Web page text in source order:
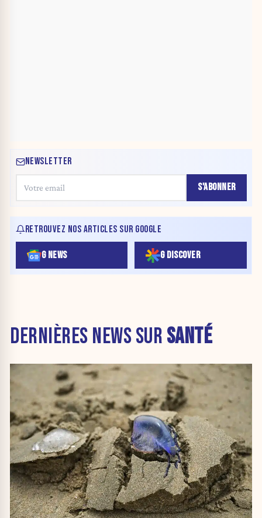
NEWSLETTER
S'ABONNER
RETROUVEZ NOS ARTICLES SUR GOOGLE
G NEWS G DISCOVER
DERNIÈRES NEWS SUR SANTÉ